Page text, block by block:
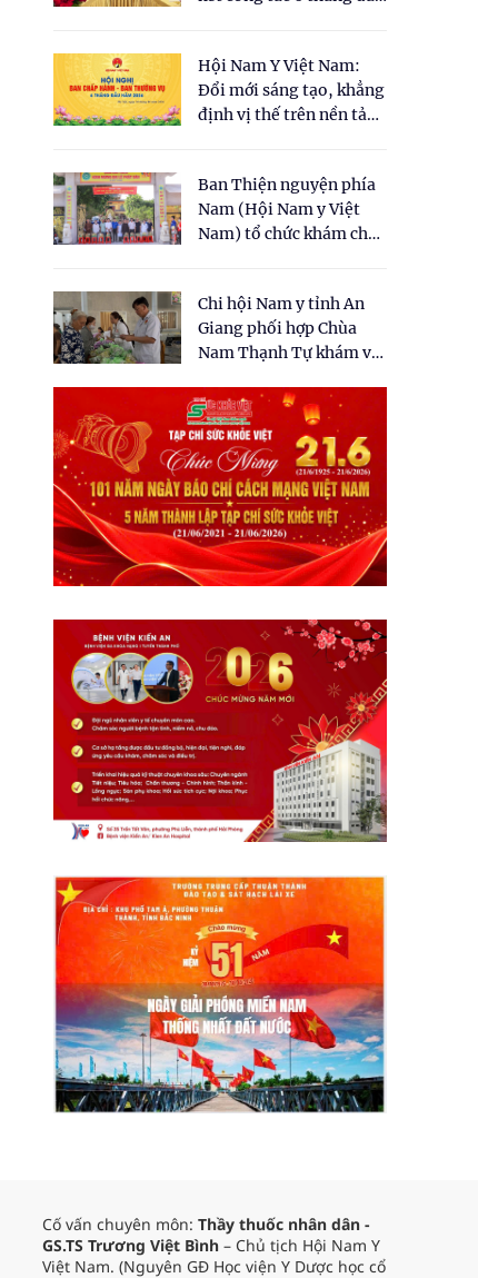
Hội Nam Y Việt Nam:
Đổi mới sáng tạo, khẳng
định vị thế trên nền tảng
Ban Thiện nguyện phía
Nam (Hội Nam y Việt
Nam) tổ chức khám chữa
dân tại xã Tân Tập
Chi hội Nam y tỉnh An
Giang phối hợp Chùa
Nam Thạnh Tự khám và
nhân dân
Cố vấn chuyên môn: Thầy thuốc nhân dân -
GS.TS Trương Việt Bình – Chủ tịch Hội Nam Y
Việt Nam. (Nguyên GĐ Học viện Y Dược học cổ